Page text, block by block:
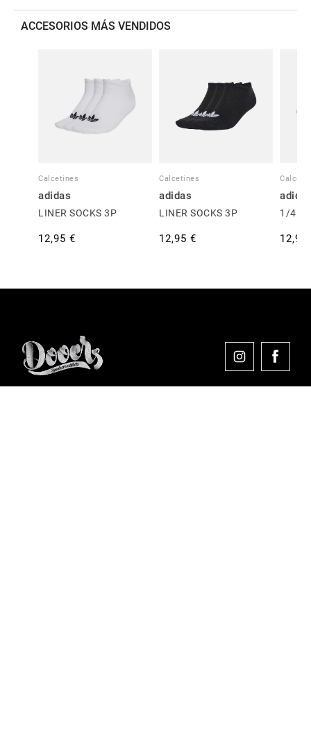
ACCESORIOS MÁS VENDIDOS
Calcetines
adidas
LINER SOCKS 3P
12,95 €
Calcetines
adidas
LINER SOCKS 3P
12,95 €
1/4
12,95